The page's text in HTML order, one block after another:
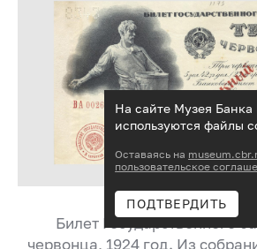
Билет Государственного
червонца, 1924 год. Из
На сайте Музея Банка
используются файлы
Оставаясь на
пользовательское
ПОДТВЕРДИТЬ